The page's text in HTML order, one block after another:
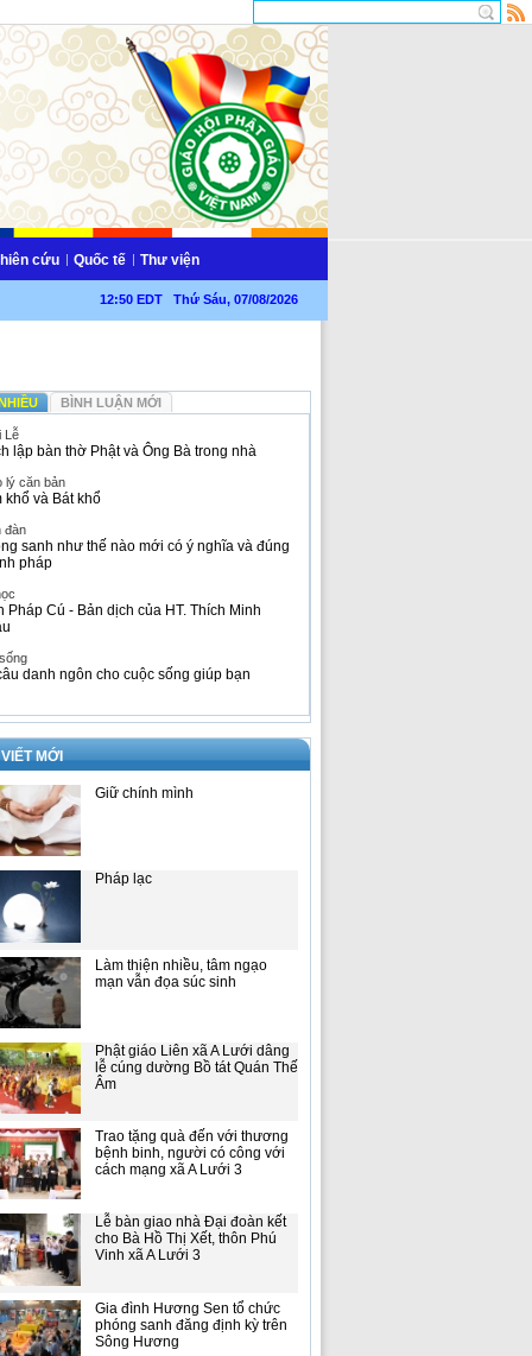
cứu Quốc tế Thư viện
12:50 EDT Thứ Sáu, 07/08/2026
BÌNH LUẬN MỚI
Lễ
lập bàn thờ Phật và Ông Bà trong nhà
lý căn bản
khổ và Bát khổ
đàn
sanh như thế nào mới có ý nghĩa và đúng
pháp
Pháp Cú - Bản dịch của HT. Thích Minh
danh ngôn cho cuộc sống giúp bạn
MỚI
Giữ chính mình
Pháp lạc
Làm thiện nhiều, tâm ngạo
mạn vẫn đọa súc sinh
Phật giáo Liên xã A Lưới dâng
lễ cúng dường Bồ tát Quán Thế
Âm
Trao tặng quà đến với thương
bệnh binh, người có công với
cách mạng xã A Lưới 3
Lễ bàn giao nhà Đại đoàn kết
cho Bà Hồ Thị Xết, thôn Phú
Vinh xã A Lưới 3
Gia đình Hương Sen tổ chức
phóng sanh đăng định kỳ trên
Sông Hương